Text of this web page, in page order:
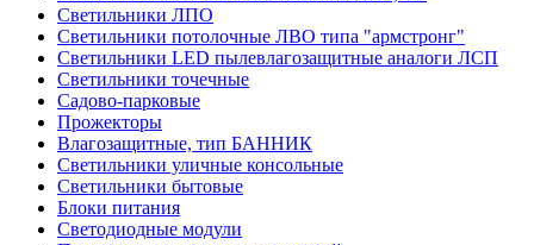
Светильники ЛПО
Светильники потолочные ЛВО типа "армстронг"
Светильники LED пылевлагозащитные аналоги ЛСП
Светильники точечные
Садово-парковые
Прожекторы
Влагозащитные, тип БАННИК
Светильники уличные консольные
Светильники бытовые
Блоки питания
Светодиодные модули